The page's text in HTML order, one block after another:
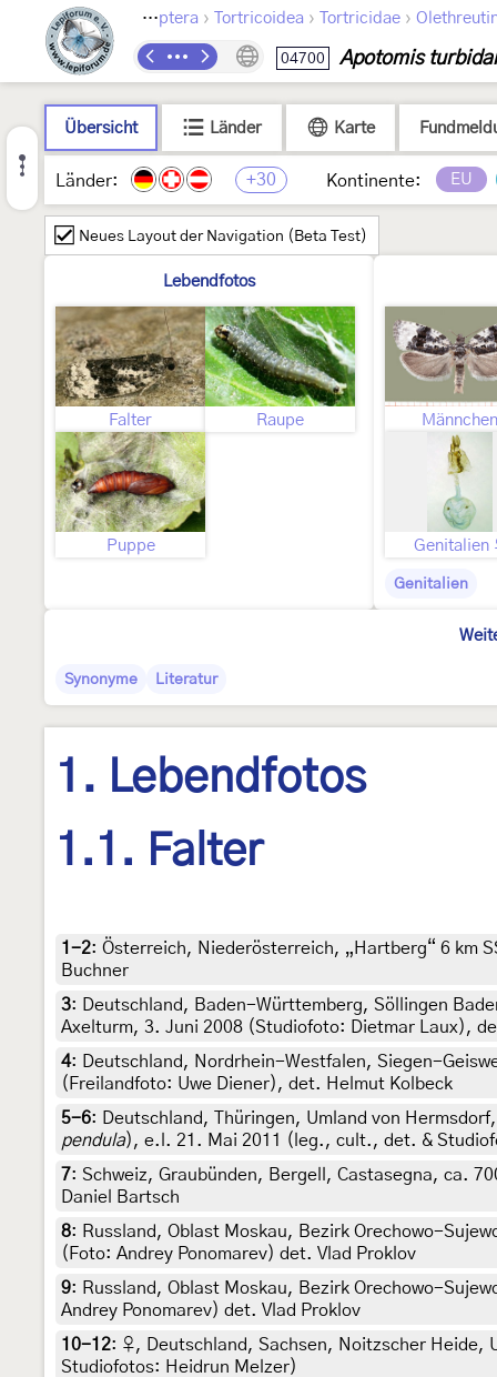
Lepidoptera › Tortricoidea › Tortricidae ›
04700 Apotomis
Übersicht Länder Karte
Länder: +30 Kontinente: EU
Neues Layout der Navigation (Beta Test)
Lebendfotos
Falter Raupe
Puppe
Männchen
Genitalien
Genitalien
Synonyme Literatur
1. Lebendfotos
1.1. Falter
1-2: Österreich, Niederösterreich, „Hartberg“ 6 km
Buchner
3:
Deutschland, Baden-Württemberg, Söllingen
Axelturm, 3. Juni 2008 (Studiofoto: Dietmar Laux),
4:
Deutschland, Nordrhein-Westfalen, Siegen-
(Freilandfoto: Uwe Diener), det. Helmut Kolbeck
5-6:
Deutschland, Thüringen, Umland von
pendula), e.l. 21. Mai 2011 (leg., cult., det. &
7: Schweiz, Graubünden, Bergell, Castasegna, ca.
Daniel Bartsch
8: Russland, Oblast Moskau, Bezirk Orechowo-
(Foto: Andrey Ponomarev) det. Vlad Proklov
9: Russland, Oblast Moskau, Bezirk Orechowo-
Andrey Ponomarev) det. Vlad Proklov
10-12: ♀, Deutschland, Sachsen, Noitzscher Heide,
Studiofotos: Heidrun Melzer)